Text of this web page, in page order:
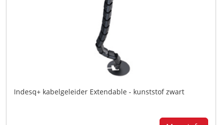
Indesq+ kabelgeleider Extendable - kunststof zwart